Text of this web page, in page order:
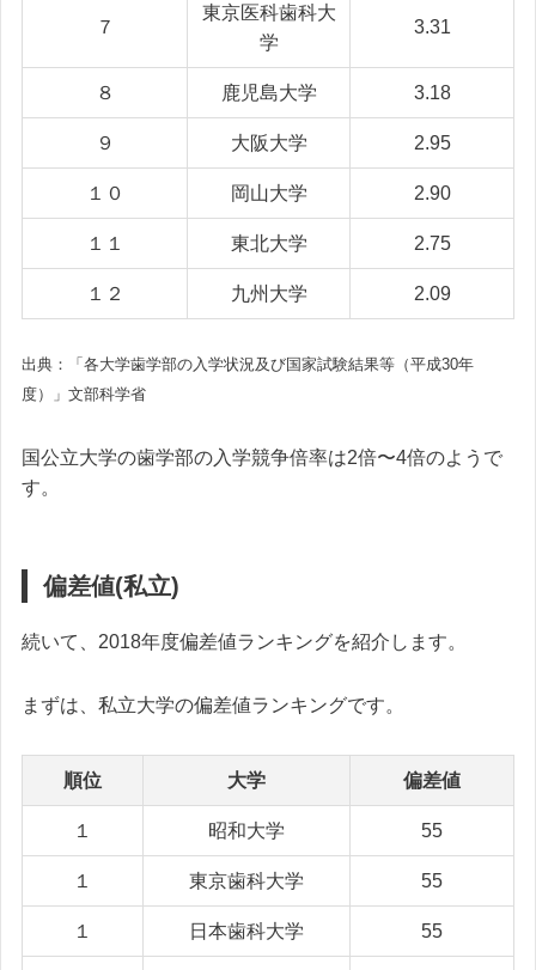
７
東京医科歯科大
学
3.31
８ 鹿児島大学 3.18
９ 大阪大学 2.95
１０ 岡山大学 2.90
１１ 東北大学 2.75
１２ 九州大学 2.09
出典：「各大学歯学部の入学状況及び国家試験結果等（平成30年
度）」文部科学省
国公立大学の歯学部の入学競争倍率は2倍〜4倍のようで
す。
偏差値(私立)
続いて、2018年度偏差値ランキングを紹介します。
まずは、私立大学の偏差値ランキングです。
順位 大学 偏差値
１ 昭和大学 55
１ 東京歯科大学 55
１ 日本歯科大学 55